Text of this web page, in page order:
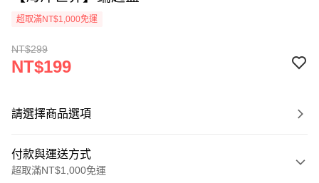
超取滿NT$1,000免運
NT$299
NT$199
請選擇商品選項
付款與運送方式
超取滿NT$1,000免運